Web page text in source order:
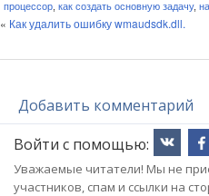
процессор, как создать основную задачу,
« Как удалить ошибку wmaudsdk.dll.
Добавить комментарий
Войти с помощью:
Уважаемые читатели! Мы не
участников, спам и ссылки на